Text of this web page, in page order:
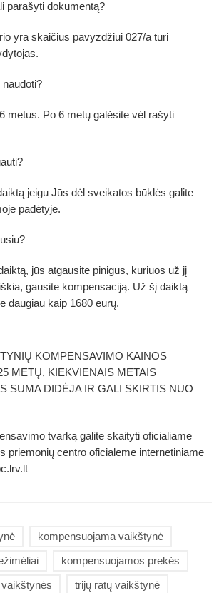
parašyti dokumentą?
yra skaičius pavyzdžiui 027/a turi
naudoti?
metus. Po 6 metų galėsite vėl rašyti
jeigu Jūs dėl sveikatos būklės galite
padėtyje.
jūs atgausite pinigus, kuriuos už jį
gausite kompensaciją. Už šį daiktą
daugiau kaip 1680 eurų.
KOMPENSAVIMO KAINOS
METŲ, KIEKVIENAIS METAIS
SUMA DIDĖJA IR GALI SKIRTIS NUO
tvarką galite skaityti oficialiame
priemonių centro oficialeme internetiniame
kompensuojama vaikštynė
kompensuojamos prekės
trijų ratų vaikštynė